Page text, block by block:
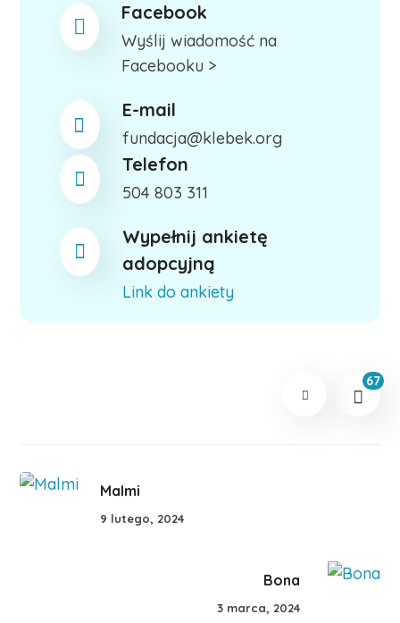
Facebook
Wyślij wiadomość na
Facebooku >
E-mail
fundacja@klebek.org
Telefon
504 803 311
Wypełnij ankietę
adopcyjną
Link do ankiety
67
Malmi
9 lutego, 2024
Bona
3 marca, 2024